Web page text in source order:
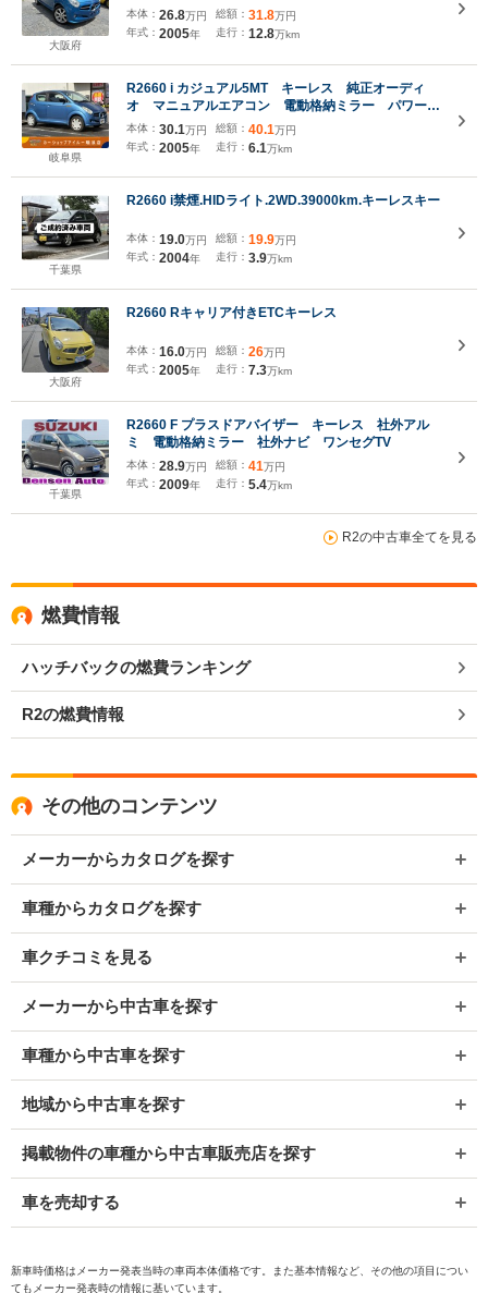
大阪府
本体： 26.8万円
年式： 2005年
総額： 31.8万円
走行： 12.8万km
岐阜県
R2660 i カジュアル5MT キーレス 純正オーディ
オ マニュアルエアコン 電動格納ミラー パワーウ
ィンドウ パワステ Wエアバック ハロゲンヘッド
ライト 純正シート スバル純正タイヤキャップ
本体： 30.1万円
年式： 2005年
総額： 40.1万円
走行： 6.1万km
千葉県
R2660 i禁煙.HIDライト.2WD.39000km.キーレスキー
本体： 19.0万円
年式： 2004年
総額： 19.9万円
走行： 3.9万km
大阪府
R2660 Rキャリア付きETCキーレス
本体： 16.0万円
年式： 2005年
総額： 26万円
走行： 7.3万km
千葉県
R2660 F プラスドアバイザー キーレス 社外アル
ミ 電動格納ミラー 社外ナビ ワンセグTV
本体： 28.9万円
年式： 2009年
総額： 41万円
走行： 5.4万km
R2の中古車全てを見る
燃費情報
ハッチバックの燃費ランキング
R2の燃費情報
その他のコンテンツ
メーカーからカタログを探す
車種からカタログを探す
車クチコミを見る
メーカーから中古車を探す
車種から中古車を探す
地域から中古車を探す
掲載物件の車種から中古車販売店を探す
車を売却する
新車時価格はメーカー発表当時の車両本体価格です。また基本情報など、その他の項目につい
てもメーカー発表時の情報に基いています。